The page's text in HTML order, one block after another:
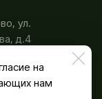
на
нам
ул.
д.4